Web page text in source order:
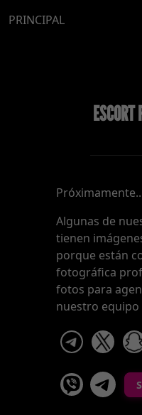
PRINCIPAL
ESCORT
Algunas de
tienen
porque están
fotográfica
fotos para
nuestro equipo
telegram
viber